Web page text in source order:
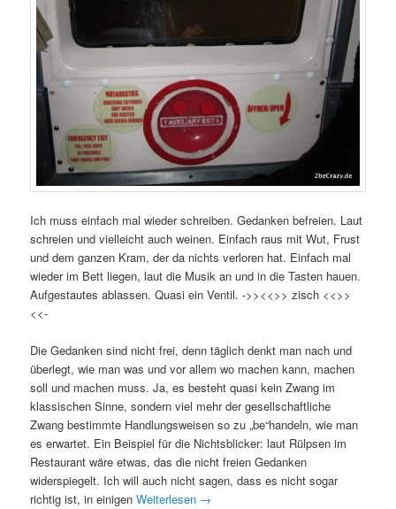
Ich muss einfach mal wieder schreiben. Gedanken befreien. Laut
schreien und vielleicht auch weinen. Einfach raus mit Wut, Frust
und dem ganzen Kram, der da nichts verloren hat. Einfach mal
wieder im Bett liegen, laut die Musik an und in die Tasten hauen.
Aufgestautes ablassen. Quasi ein Ventil. ->><<>> zisch <<>>
<<-
Die Gedanken sind nicht frei, denn täglich denkt man nach und
überlegt, wie man was und vor allem wo machen kann, machen
soll und machen muss. Ja, es besteht quasi kein Zwang im
klassischen Sinne, sondern viel mehr der gesellschaftliche
Zwang bestimmte Handlungsweisen so zu „be“handeln, wie man
es erwartet. Ein Beispiel für die Nichtsblicker: laut Rülpsen im
Restaurant wäre etwas, das die nicht freien Gedanken
widerspiegelt. Ich will auch nicht sagen, dass es nicht sogar
richtig ist, in einigenWeiterlesen →